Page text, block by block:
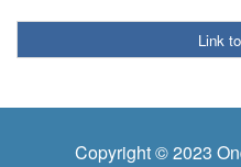
Link
Copyright © 2023